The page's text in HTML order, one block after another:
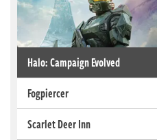
Halo: Campaign Evolved
Fogpiercer
Scarlet Deer Inn